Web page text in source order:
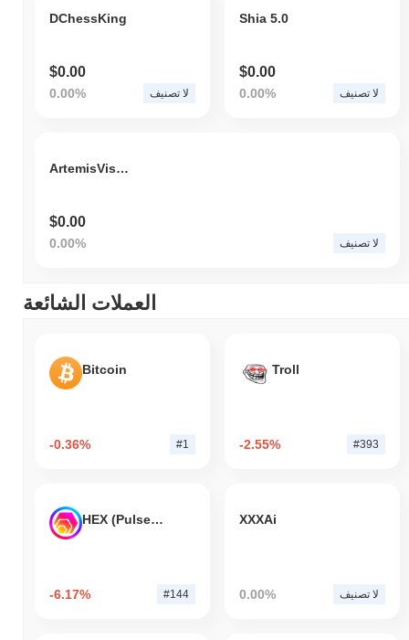
DChessKing
$0.00
0.00% لا تصنيف
Shia 5.0
$0.00
0.00% لا تصنيف
ArtemisVision
$0.00
0.00% لا تصنيف
العملات الشائعة
Bitcoin
-0.36% #1
Troll
-2.55% #393
HEX (Pulsechain)
-6.17% #144
XXXAi
0.00% لا تصنيف